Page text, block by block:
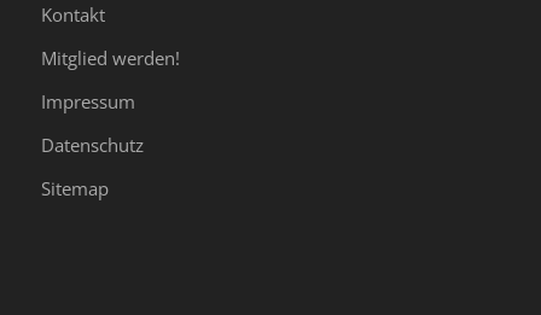
Kontakt
Mitglied werden!
Impressum
Datenschutz
Sitemap